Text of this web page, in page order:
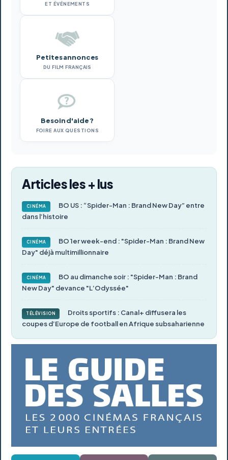
ET ÉVÉNEMENTS
Petites annonces
DU FILM FRANÇAIS
Besoin d'aide ?
FOIRE AUX QUESTIONS
Articles les + lus
CINÉMA
BO US : “Spider-Man : Brand New Day” entre
dans l’histoire
CINÉMA
BO 1er week-end : "Spider-Man : Brand New
Day" déjà multimillionnaire
CINÉMA
BO au dimanche soir : "Spider-Man : Brand
New Day" devance "L’Odyssée"
TÉLÉVISION
Droits sportifs : Canal+ diffusera les
coupes d’Europe de football en Afrique subsaharienne